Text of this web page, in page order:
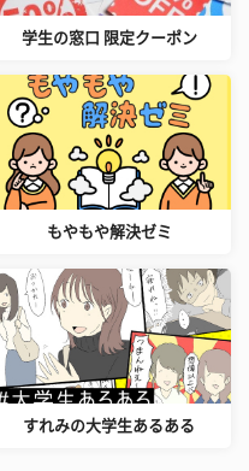
学生の窓口 限定クーポン
もやもや解決ゼミ
すれみの大学生あるある